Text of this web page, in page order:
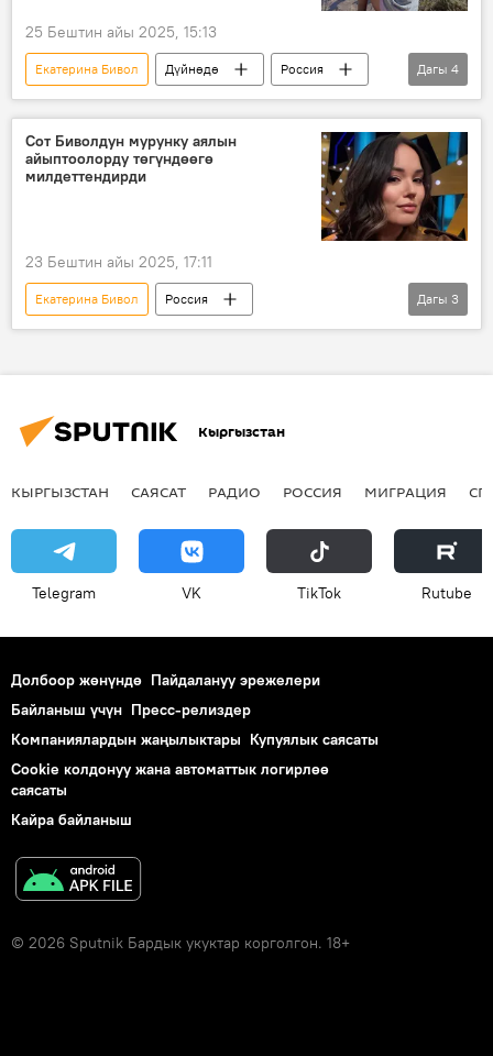
25 Бештин айы 2025, 15:13
Екатерина Бивол Дүйнөдө
Россия
Дмитрий Бивол
сот
жаза
айып
Дагы 4
Сот Биволдун мурунку аялын
айыптоолорду төгүндөөгө
милдеттендирди
23 Бештин айы 2025, 17:11
Екатерина Бивол
Россия
Санкт-Петербург
сот
Дагы 3
Кыргызстан
КЫРГЫЗСТАН САЯСАТ РАДИО РОССИЯ МИГРАЦИЯ
Telegram VK ТikТоk Rutube
Долбоор жөнүндө Пайдалануу эрежелери
Байланыш үчүн Пресс-релиздер
Компаниялардын жаңылыктары Купуялык саясаты
Cookie колдонуу жана автоматтык логирлөө
саясаты
Кайра байланыш
© 2026 Sputnik Бардык укуктар корголгон. 18+